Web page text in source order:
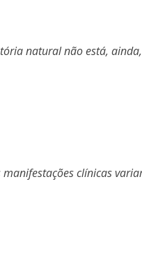
natural não está,
clínicas